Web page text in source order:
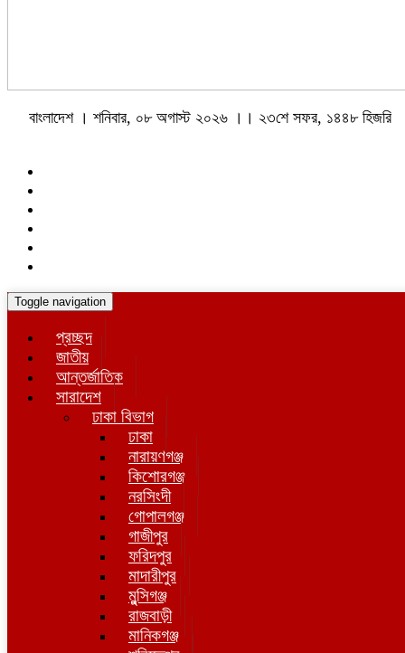
বাংলাদেশ । শনিবার, ০৮ অগাস্ট ২০২৬ ।। ২৩শে সফর, ১৪৪৮ হিজরি
Toggle navigation
প্রচ্ছদ
জাতীয়
আন্তর্জাতিক
সারাদেশ
ঢাকা বিভাগ
ঢাকা
নারায়ণগঞ্জ
কিশোরগঞ্জ
নরসিংদী
গোপালগঞ্জ
গাজীপুর
ফরিদপুর
মাদারীপুর
মুন্সিগঞ্জ
রাজবাড়ী
মানিকগঞ্জ